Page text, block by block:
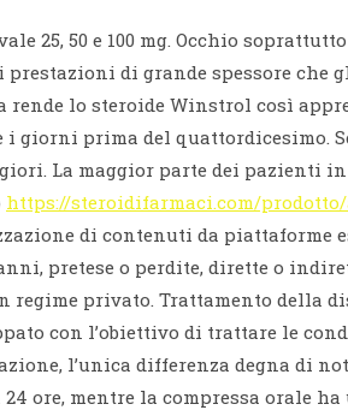
25, 50 e 100 mg. Occhio
di grande spessore che
rende lo steroide Winstrol così
giorni prima del quattordicesimo.
La maggior parte dei pazienti
https://steroidifarmaci.com/
di contenuti da piattaforme
pretese o perdite, dirette o
privato. Trattamento della
con l’obiettivo di trattare le
l’unica differenza degna di
ore, mentre la compressa orale